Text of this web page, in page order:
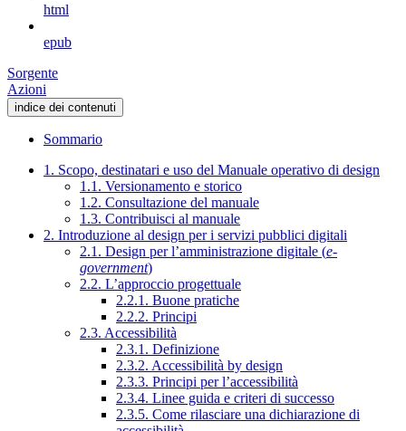
html
epub
Sorgente
Azioni
indice dei contenuti
Sommario
1. Scopo, destinatari e uso del Manuale operativo di design
1.1. Versionamento e storico
1.2. Consultazione del manuale
1.3. Contribuisci al manuale
2. Introduzione al design per i servizi pubblici digitali
2.1. Design per l’amministrazione digitale (e-
government)
2.2. L’approccio progettuale
2.2.1. Buone pratiche
2.2.2. Principi
2.3. Accessibilità
2.3.1. Definizione
2.3.2. Accessibilità by design
2.3.3. Principi per l’accessibilità
2.3.4. Linee guida e criteri di successo
2.3.5. Come rilasciare una dichiarazione di